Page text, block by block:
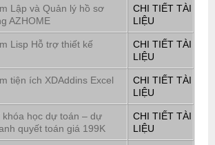
Lập và Quản lý hồ sơ
AZHOME
CHI TIẾT TÀI
LIỆU
Lisp Hỗ trợ thiết kế
CHI TIẾT TÀI
LIỆU
tiện ích XDAddins Excel
CHI TIẾT TÀI
LIỆU
khóa học dự toán – dự
quyết toán giá 199K
CHI TIẾT TÀI
LIỆU